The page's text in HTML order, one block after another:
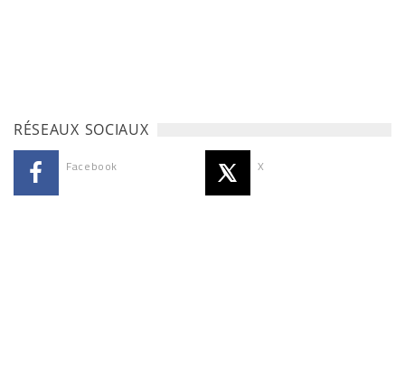
RÉSEAUX SOCIAUX
Facebook X